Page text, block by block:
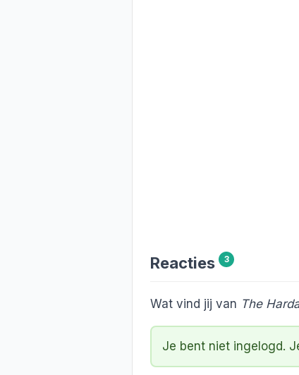
Reacties 3
Wat vind jij van The
Je bent niet ingelogd.